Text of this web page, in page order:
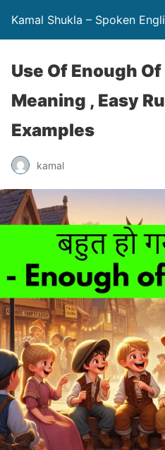
Kamal Shukla – Spoken
Use Of Enough Of
Meaning , Easy
Examples
kamal